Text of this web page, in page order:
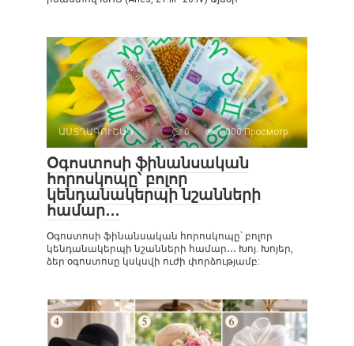
ԱՍՏՂԱԳՈՒՇԱԿ 0 1 000 Просмотр
Օգոստոսի ֆինանսական
հորոսկոպը՝ բոլոր
կենդանակերպի նշանների
համար․․․
Օգոստոսի ֆինանսական հորոսկոպը՝ բոլոր
կենդանակերպի նշանների համար․․․ Խոյ. Խոյեր,
ձեր օգոստոսը կսկսվի ուժի փորձությամբ: